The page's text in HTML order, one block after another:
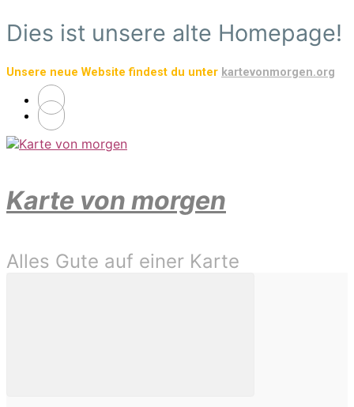
Zum
Hauptinhalt
Dies ist unsere alte Homepage!
Unsere neue Website findest du unter kartevonmorgen.org
Karte von morgen
Alles Gute auf einer Karte